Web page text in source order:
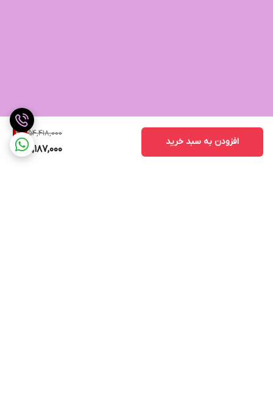
54,418,000
9%
49,187,000
افزودن به سبد خرید